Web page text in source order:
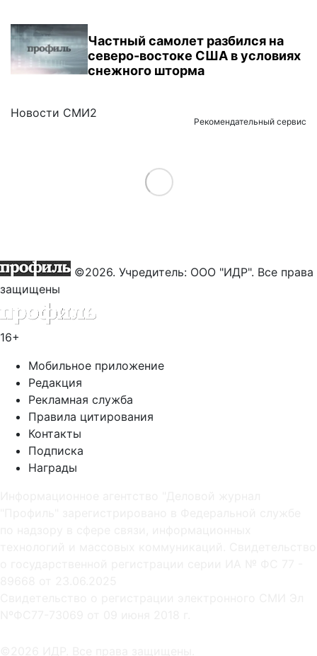
Частный самолет разбился на
северо-востоке США в условиях
снежного шторма
Новости СМИ2
Рекомендательный сервис
Load More
©2026. Учредитель: ООО "ИДР". Все права
защищены
16+
Мобильное приложение
Редакция
Рекламная служба
Правила цитирования
Контакты
Подписка
Награды